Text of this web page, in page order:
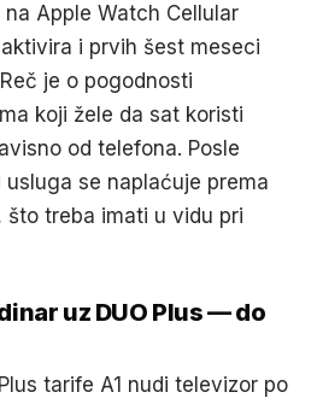
Apple Watch Cellular
i prvih šest meseci
je o pogodnosti
koji žele da sat koristi
od telefona. Posle
se naplaćuje prema
treba imati u vidu pri
uz DUO Plus — do
tarife A1 nudi televizor po